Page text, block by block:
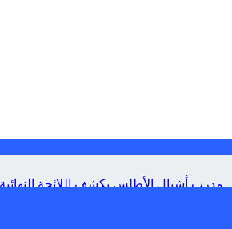
مدرب أشبال الأطلس يكشف اللائحة